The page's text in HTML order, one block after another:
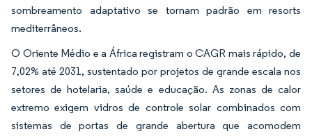
sombreamento adaptativo se tornam padrão em resorts
mediterrâneos.
O Oriente Médio e a África registram o CAGR mais rápido, de
7,02% até 2031, sustentado por projetos de grande escala nos
setores de hotelaria, saúde e educação. As zonas de calor
extremo exigem vidros de controle solar combinados com
sistemas de portas de grande abertura que acomodem